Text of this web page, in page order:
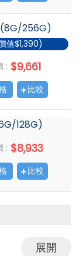
(8G/256G)
值$1,390)
: $9,661
比較
128G)
: $8,933
比較
展開